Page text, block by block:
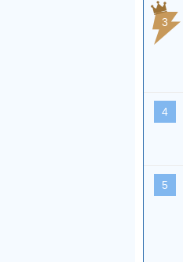
3
4
5